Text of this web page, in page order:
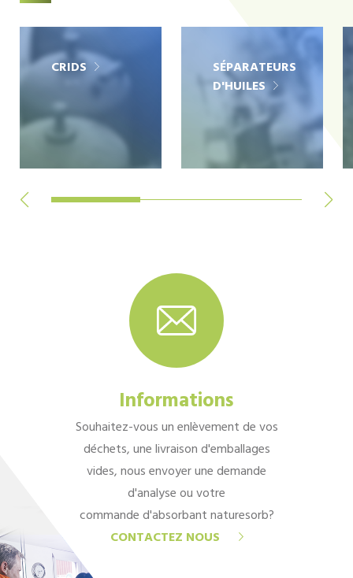
CRIDS
SÉPARATEURS
D'HUILES
Informations
Souhaitez-vous un enlèvement de vos
déchets, une livraison d'emballages
vides, nous envoyer une demande
d'analyse ou votre
commande d'absorbant naturesorb?
CONTACTEZ NOUS